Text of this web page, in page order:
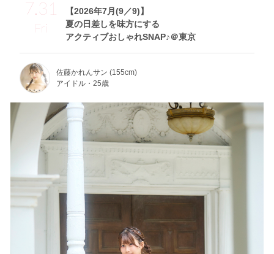
7.31
Fri
【2026年7月(9／9)】
夏の日差しを味方にする
アクティブおしゃれSNAP♪＠東京
佐藤かれんサン (155cm)
アイドル・25歳